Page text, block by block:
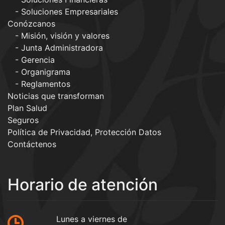
Soluciones Empresariales
Conózcanos
Misión, visión y valores
Junta Administradora
Gerencia
Organigrama
Reglamentos
Noticias que transforman
Plan Salud
Seguros
Política de Privacidad, Protección Datos
Contáctenos
Horario de atención
Lunes a viernes de